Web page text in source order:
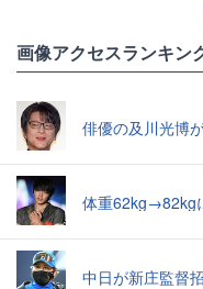
画像アクセスランキン
俳優の及川光博
体重62kg→82kg
中日が新庄監督